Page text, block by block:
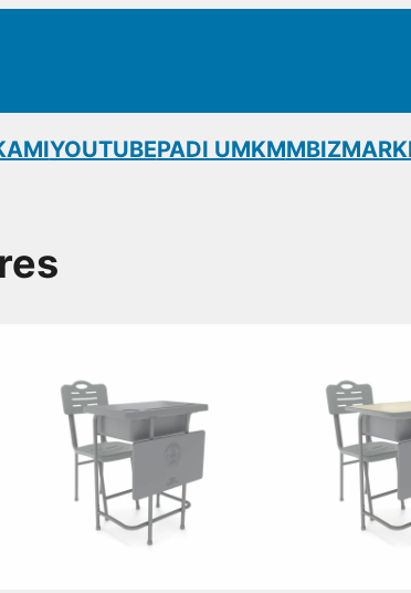
YOUTUBEPADI UMKM